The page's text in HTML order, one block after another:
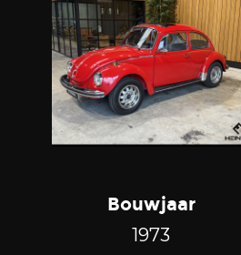
Bouwjaar
1973